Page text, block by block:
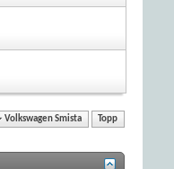
Volkswagen Smista Topp